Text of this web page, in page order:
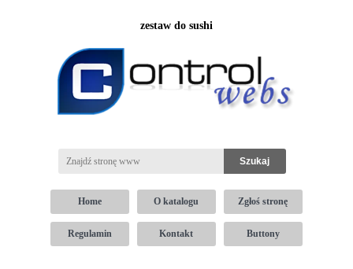
zestaw do sushi
Home O katalogu Zgłoś stronę
Regulamin Kontakt Buttony